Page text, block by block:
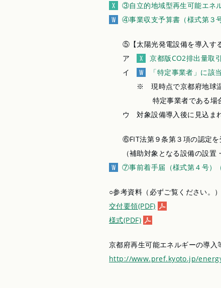
③自立的地域型再生可能エネ
④事業収支予算書（様式第３
⑤【太陽光発電設備を導入する
ア
京都版CO2排出量取
イ
「特定事業者」に該
※ 現時点で京都府地球温暖
特定事業者である場合は、
ウ 対象設備導入後に見込まれ
⑥FIT法第９条第３項の認定を
（補助対象となる設備の設置・
⑦事前着手届（様式第４号）
○参考資料（必ずご覧ください。）
交付要領(PDF)
様式(PDF)
京都府再生可能エネルギーの導入
http://www.pref.kyoto.jp/